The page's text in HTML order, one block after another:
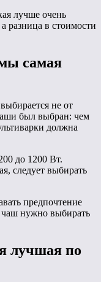
лучше очень
разница в стоимости
самая
не от
был выбран: чем
должна
до 1200 Вт.
следует выбирать
предпочтение
нужно выбирать
лучшая по